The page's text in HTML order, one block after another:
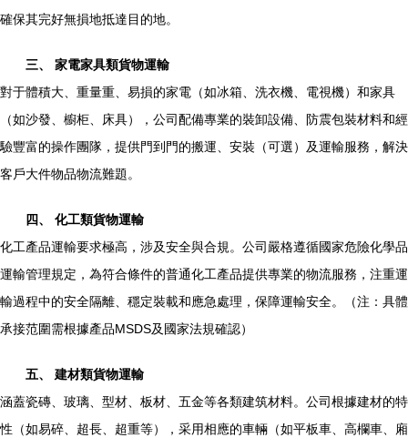
確保其完好無損地抵達目的地。
三、 家電家具類貨物運輸
對于體積大、重量重、易損的家電（如冰箱、洗衣機、電視機）和家具
（如沙發、櫥柜、床具），公司配備專業的裝卸設備、防震包裝材料和經
驗豐富的操作團隊，提供門到門的搬運、安裝（可選）及運輸服務，解決
客戶大件物品物流難題。
四、 化工類貨物運輸
化工產品運輸要求極高，涉及安全與合規。公司嚴格遵循國家危險化學品
運輸管理規定，為符合條件的普通化工產品提供專業的物流服務，注重運
輸過程中的安全隔離、穩定裝載和應急處理，保障運輸安全。（注：具體
承接范圍需根據產品MSDS及國家法規確認）
五、 建材類貨物運輸
涵蓋瓷磚、玻璃、型材、板材、五金等各類建筑材料。公司根據建材的特
性（如易碎、超長、超重等），采用相應的車輛（如平板車、高欄車、廂